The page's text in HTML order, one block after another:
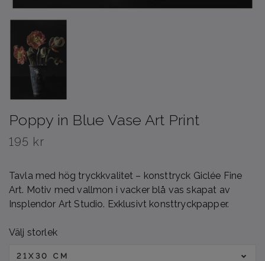
Poppy in Blue Vase Art Print
195 kr
Tavla med hög tryckkvalitet – konsttryck Giclée Fine
Art. Motiv med vallmon i vacker blå vas skapat av
Insplendor Art Studio. Exklusivt konsttryckpapper.
Välj storlek
21X30 CM